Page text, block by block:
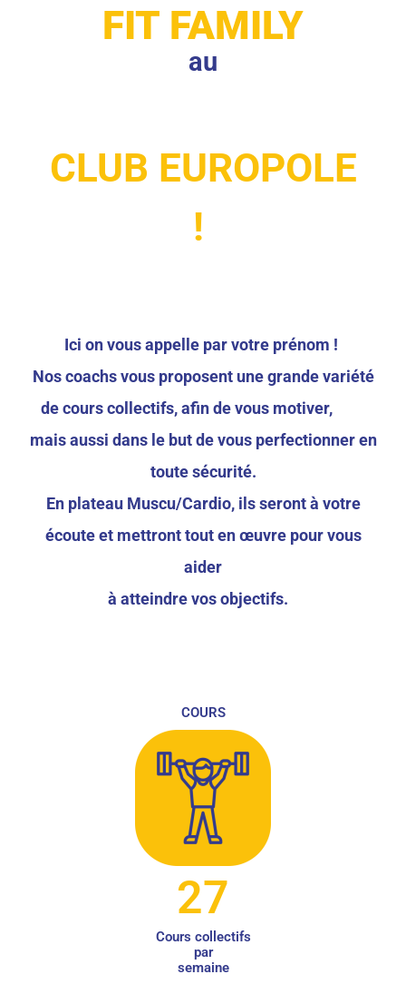
FIT FAMILY
au
CLUB EUROPOLE
!
Ici on vous appelle par votre prénom !
Nos coachs vous proposent une grande variété
de cours collectifs, afin de vous motiver,
mais aussi dans le but de vous perfectionner en
toute sécurité.
En plateau Muscu/Cardio, ils seront à votre
écoute et mettront tout en œuvre pour vous
aider
à atteindre vos objectifs.
COURS
27
Cours collectifs
par
semaine